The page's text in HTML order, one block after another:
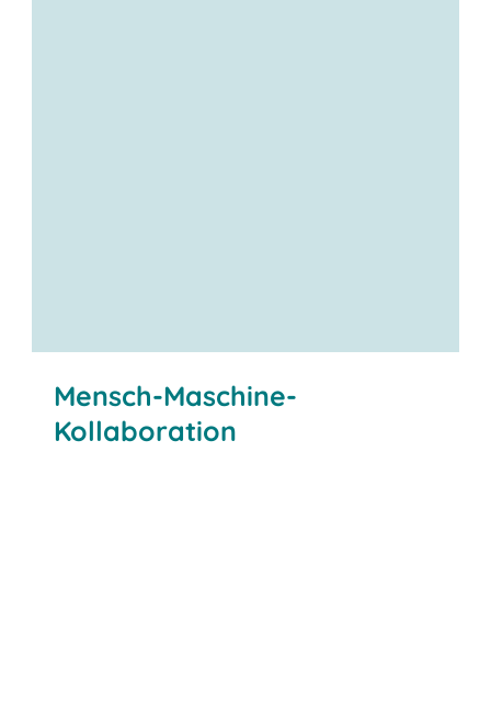
Mensch-Maschine-
Kollaboration